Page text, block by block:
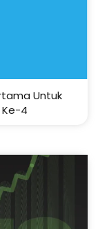
Untuk
4